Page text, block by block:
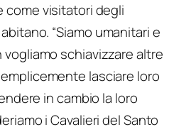
come visitatori degli
“Siamo umanitari e
schiavizzare altre
lasciare loro
in cambio la loro
i Cavalieri del Santo